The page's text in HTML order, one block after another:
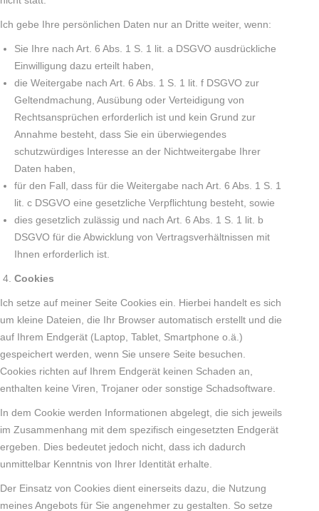
Ich gebe Ihre persönlichen Daten nur an Dritte weiter, wenn:
Sie Ihre nach Art. 6 Abs. 1 S. 1 lit. a DSGVO ausdrückliche
Einwilligung dazu erteilt haben,
die Weitergabe nach Art. 6 Abs. 1 S. 1 lit. f DSGVO zur
Geltendmachung, Ausübung oder Verteidigung von
Rechtsansprüchen erforderlich ist und kein Grund zur
Annahme besteht, dass Sie ein überwiegendes
schutzwürdiges Interesse an der Nichtweitergabe Ihrer
Daten haben,
für den Fall, dass für die Weitergabe nach Art. 6 Abs. 1 S. 1
lit. c DSGVO eine gesetzliche Verpflichtung besteht, sowie
dies gesetzlich zulässig und nach Art. 6 Abs. 1 S. 1 lit. b
DSGVO für die Abwicklung von Vertragsverhältnissen mit
Ihnen erforderlich ist.
Cookies
Ich setze auf meiner Seite Cookies ein. Hierbei handelt es sich
um kleine Dateien, die Ihr Browser automatisch erstellt und die
auf Ihrem Endgerät (Laptop, Tablet, Smartphone o.ä.)
gespeichert werden, wenn Sie unsere Seite besuchen.
Cookies richten auf Ihrem Endgerät keinen Schaden an,
enthalten keine Viren, Trojaner oder sonstige Schadsoftware.
In dem Cookie werden Informationen abgelegt, die sich jeweils
im Zusammenhang mit dem spezifisch eingesetzten Endgerät
ergeben. Dies bedeutet jedoch nicht, dass ich dadurch
unmittelbar Kenntnis von Ihrer Identität erhalte.
Der Einsatz von Cookies dient einerseits dazu, die Nutzung
meines Angebots für Sie angenehmer zu gestalten. So setze